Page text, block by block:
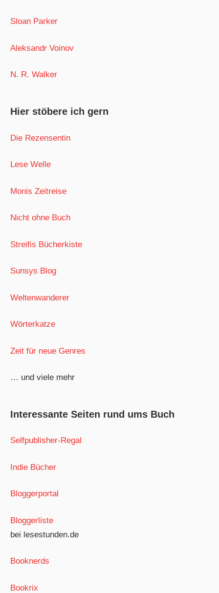
Sloan Parker
Aleksandr Voinov
N. R. Walker
Hier stöbere ich gern
Die Rezensentin
Lese Welle
Monis Zeitreise
Nicht ohne Buch
Streifis Bücherkiste
Sunsys Blog
Weltenwanderer
Wörterkatze
Zeit für neue Genres
… und viele mehr
Interessante Seiten rund ums Buch
Selfpublisher-Regal
Indie Bücher
Bloggerportal
Bloggerliste
bei lesestunden.de
Booknerds
Bookrix